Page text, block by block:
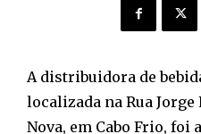
A distribuidora de
localizada na Rua
Nova, em Cabo Frio, foi